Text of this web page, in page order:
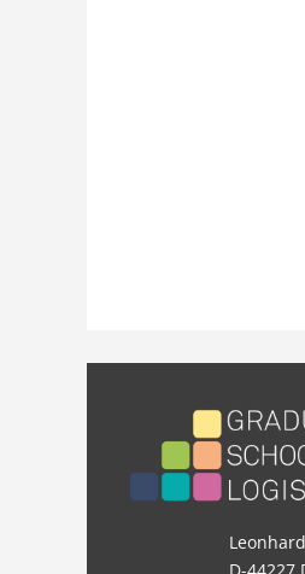
D-44227